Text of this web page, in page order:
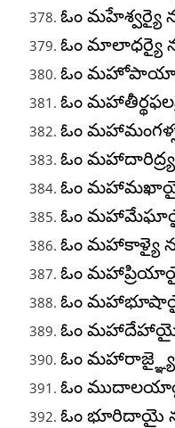
ఓం మహేశ్వర్యై
ఓం మాలాధర్యై
ఓం
ఓం
ఓం
ఓం
ఓం
ఓం
ఓం మహాకాళ్యై
ఓం
ఓం
ఓం మహాదేహాయై
ఓం మహారాజ్ఞ్యై
ఓం
ఓం భూరిదాయై